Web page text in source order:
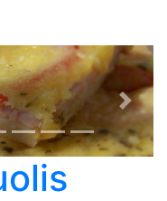
Next